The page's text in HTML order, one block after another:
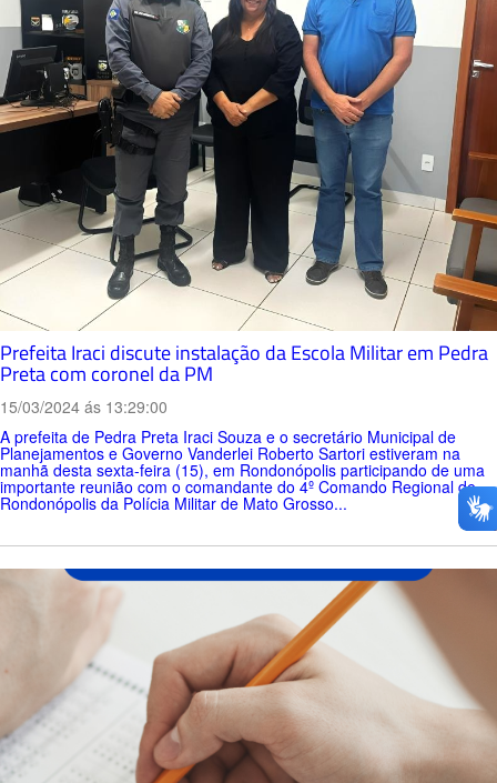
Prefeita Iraci discute instalação da Escola Militar em Pedra
Preta com coronel da PM
15/03/2024 ás 13:29:00
A prefeita de Pedra Preta Iraci Souza e o secretário Municipal de
Planejamentos e Governo Vanderlei Roberto Sartori estiveram na
manhã desta sexta-feira (15), em Rondonópolis participando de uma
importante reunião com o comandante do 4º Comando Regional de
Rondonópolis da Polícia Militar de Mato Grosso...